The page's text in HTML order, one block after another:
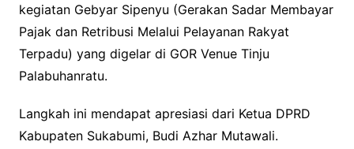
kegiatan Gebyar Sipenyu (Gerakan Sadar Membayar
Pajak dan Retribusi Melalui Pelayanan Rakyat
Terpadu) yang digelar di GOR Venue Tinju
Palabuhanratu.
Langkah ini mendapat apresiasi dari Ketua DPRD
Kabupaten Sukabumi, Budi Azhar Mutawali.